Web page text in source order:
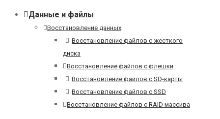
Данные и файлы
Восстановление данных
Восстановление файлов с жесткого
диска
Восстановление файлов с флешки
Восстановление файлов с SD-карты
Восстановление файлов с SSD
Восстановление файлов с RAID массива